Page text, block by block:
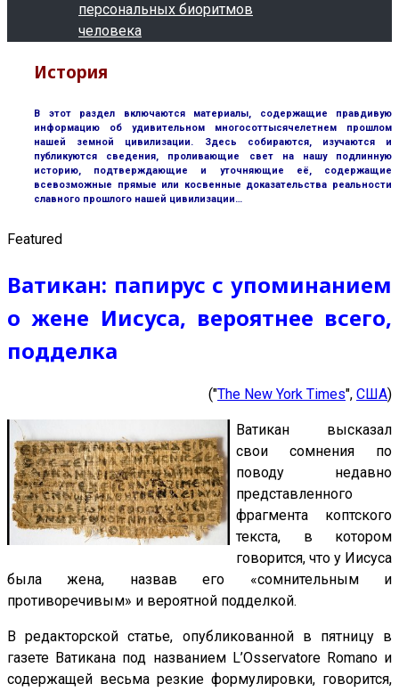
персональных биоритмов
человека
История
В этот раздел включаются материалы, содержащие правдивую
информацию об удивительном многосоттысячелетнем прошлом
нашей земной цивилизации. Здесь собираются, изучаются и
публикуются сведения, проливающие свет на нашу подлинную
историю, подтверждающие и уточняющие её, содержащие
всевозможные прямые или косвенные доказательства реальности
славного прошлого нашей цивилизации…
Featured
Ватикан: папирус с упоминанием
о жене Иисуса, вероятнее всего,
подделка
("The New York Times", США)
Ватикан высказал
свои сомнения по
поводу недавно
представленного
фрагмента коптского
текста, в котором
говорится, что у Иисуса
была жена, назвав его «сомнительным и
противоречивым» и вероятной подделкой.
В редакторской статье, опубликованной в пятницу в
газете Ватикана под названием L’Osservatore Romano и
содержащей весьма резкие формулировки, говорится,